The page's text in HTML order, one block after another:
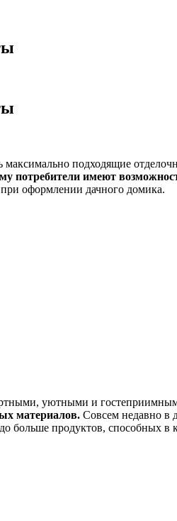
максимально подходящие
потребители имеют
оформлении дачного домика.
уютными и
материалов. Совсем недавно в
больше продуктов, способных